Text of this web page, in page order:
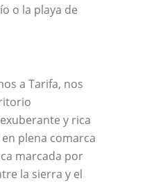
o la playa de
a Tarifa, nos
y rica
plena comarca
marcada por
la sierra y el